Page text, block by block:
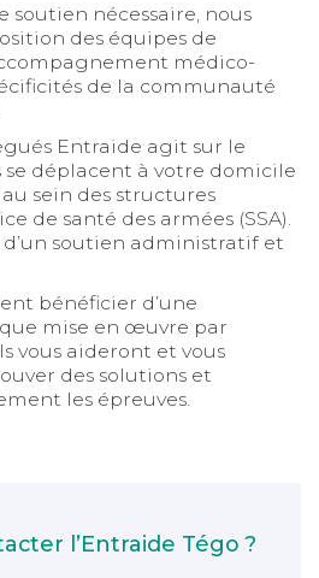
soutien nécessaire, nous
des équipes de
médico-
de la communauté
Entraide agit sur le
se déplacent à votre domicile
sein des structures
de santé des armées (SSA).
d’un soutien administratif et
bénéficier d’une
mise en œuvre par
vous aideront et vous
des solutions et
les épreuves.
l’Entraide Tégo ?